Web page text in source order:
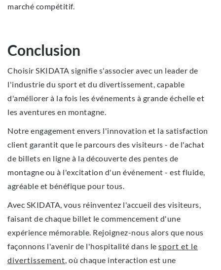
marché compétitif.
Conclusion
Choisir SKIDATA signifie s'associer avec un leader de
l'industrie du sport et du divertissement, capable
d'améliorer à la fois les événements à grande échelle et
les aventures en montagne.
Notre engagement envers l'innovation et la satisfaction
client garantit que le parcours des visiteurs - de l'achat
de billets en ligne à la découverte des pentes de
montagne ou à l'excitation d'un événement - est fluide,
agréable et bénéfique pour tous.
Avec SKIDATA, vous réinventez l'accueil des visiteurs,
faisant de chaque billet le commencement d'une
expérience mémorable. Rejoignez-nous alors que nous
façonnons l'avenir de l'hospitalité dans le sport et le
divertissement , où chaque interaction est une